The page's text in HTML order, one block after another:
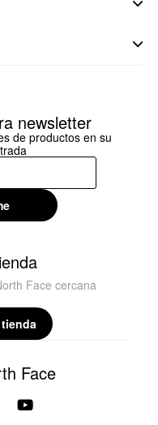
newsletter
de productos en su
Face cercana
Face
